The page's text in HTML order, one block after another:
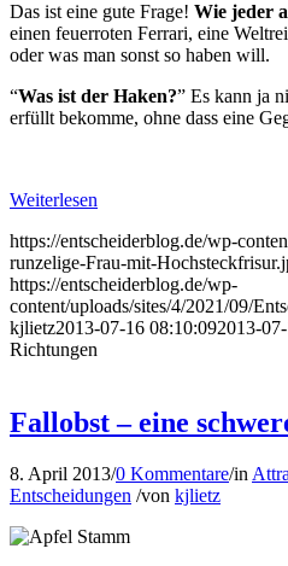
Das ist eine gute Frage! Wie jeder
einen feuerroten Ferrari, eine
oder was man sonst so haben will.
“Was ist der Haken?” Es kann ja
erfüllt bekomme, ohne dass eine
Weiterlesen
https://entscheiderblog.de/wp-
runzelige-Frau-mit-
https://entscheiderblog.de/wp-
content/uploads/sites/4/2021/09/
kjlietz2013-07-16 08:10:092013-
Richtungen
Fallobst – eine
8. April 2013/0 Kommentare/in
Entscheidungen /von kjlietz